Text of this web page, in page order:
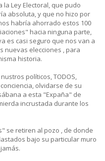
Ley Electoral, que pudo
absoluta, y que no hizo por
habría ahorrado estos 100
hacia ninguna parte,
es casi seguro que nos van a
nuevas elecciones , para
historia.
políticos, TODOS,
olvidarse de su
a esta "Expaña" de
incrustada durante los
se retiren al pozo , de donde
bajo su particular muro